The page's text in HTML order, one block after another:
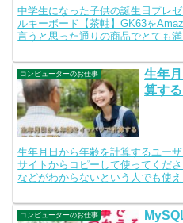
中学生になった子供の誕生日プレ
ルキーボード【茶軸】GK63を
言うと思った通りの商品でとても
コンピューターのお仕事
生年
算す
生年月日から年齢を計算するユー
サイトからコピーして使ってくだ
などがわからないという人でも使
コンピューターのお仕事